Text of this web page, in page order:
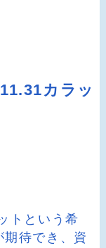
カラッ
トという希
待でき、資